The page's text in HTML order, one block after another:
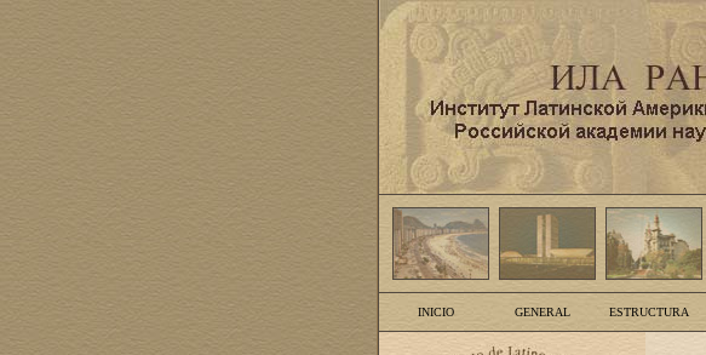
INICIO GENERAL ESTRUCTURA